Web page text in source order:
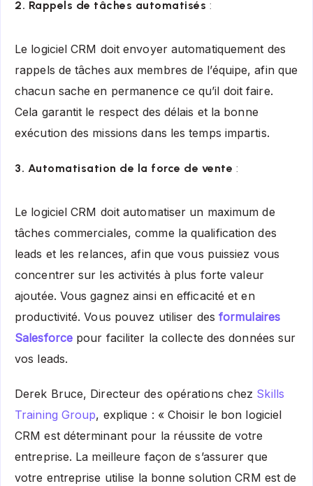
2. Rappels de tâches automatisés :
Le logiciel CRM doit envoyer automatiquement des
rappels de tâches aux membres de l’équipe, afin que
chacun sache en permanence ce qu’il doit faire.
Cela garantit le respect des délais et la bonne
exécution des missions dans les temps impartis.
3. Automatisation de la force de vente :
Le logiciel CRM doit automatiser un maximum de
tâches commerciales, comme laqualification des
leads et les relances, afin que vous puissiez vous
concentrer sur les activités à plus forte valeur
ajoutée. Vous gagnez ainsi en efficacité et en
productivité. Vous pouvez utiliser des formulaires
Salesforce pour faciliter la collecte des données sur
vos leads.
Derek Bruce, Directeur des opérations chez Skills
Training Group, explique : « Choisir le bon logiciel
CRM est déterminant pour la réussite de votre
entreprise. La meilleure façon de s’assurer que
votre entreprise utilise la bonne solution CRM est de